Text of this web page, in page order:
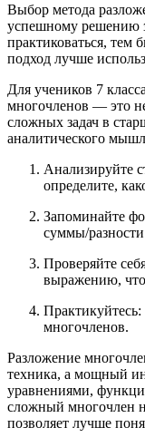
Выбор метода
успешному решению
практиковаться, тем
подход лучше
Для учеников 7
многочленов — это
сложных задач в
аналитического
Анализируйте
определите,
Запоминайте
суммы/
Проверяйте
выражению,
Практикуйтесь:
многочленов.
Разложение
техника, а мощный
уравнениями,
сложный многочлен
позволяет лучше